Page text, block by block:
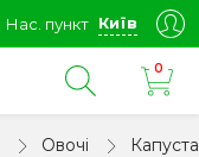
Нас. пункт Київ
0
Овочі Капуста